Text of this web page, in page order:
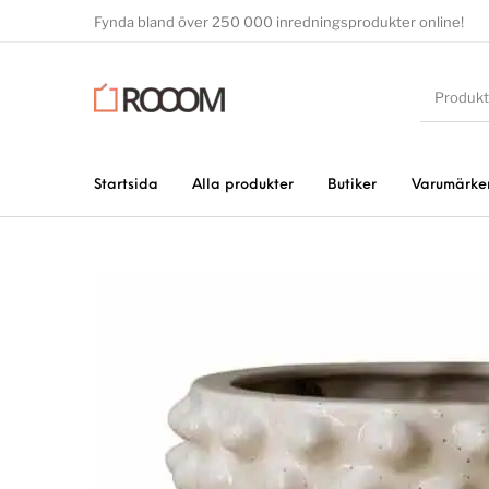
Fynda bland över 250 000 inredningsprodukter online!
Startsida Alla produkter Butiker